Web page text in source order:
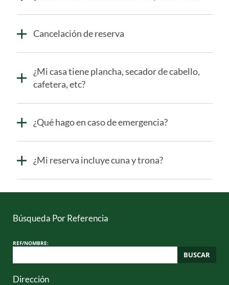
Cancelación de reserva
¿Mi casa tiene plancha, secador de cabello,
cafetera, etc?
¿Qué hago en caso de emergencia?
¿Mi reserva incluye cuna y trona?
Búsqueda Por Referencia
REF/NOMBRE:
BUSCAR
Dirección